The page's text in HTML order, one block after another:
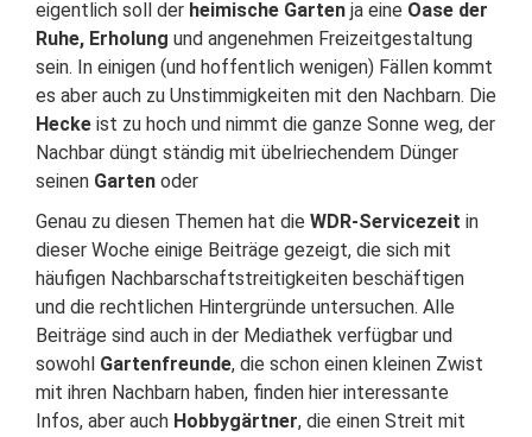
eigentlich soll der heimische Garten ja eine Oase der
Ruhe, Erholung und angenehmen Freizeitgestaltung
sein. In einigen (und hoffentlich wenigen) Fällen kommt
es aber auch zu Unstimmigkeiten mit den Nachbarn. Die
Hecke ist zu hoch und nimmt die ganze Sonne weg, der
Nachbar düngt ständig mit übelriechendem Dünger
seinen Garten oder
Genau zu diesen Themen hat die WDR-Servicezeit in
dieser Woche einige Beiträge gezeigt, die sich mit
häufigen Nachbarschaftstreitigkeiten beschäftigen
und die rechtlichen Hintergründe untersuchen. Alle
Beiträge sind auch in der Mediathek verfügbar und
sowohl Gartenfreunde, die schon einen kleinen Zwist
mit ihren Nachbarn haben, finden hier interessante
Infos, aber auch Hobbygärtner, die einen Streit mit